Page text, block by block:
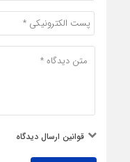
قوانین ارسال دیدگاه